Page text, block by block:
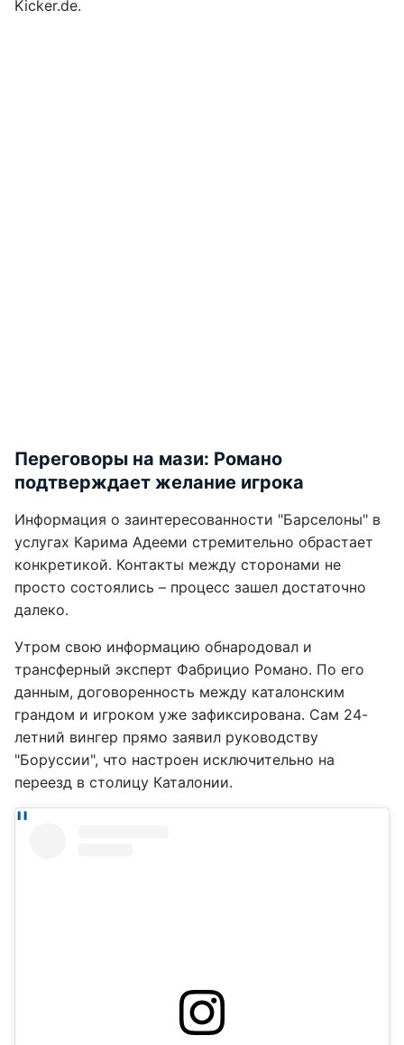
Kicker.de.
Переговоры на мази: Романо
подтверждает желание игрока
Информация о заинтересованности "Барселоны" в
услугах Карима Адееми стремительно обрастает
конкретикой. Контакты между сторонами не
просто состоялись – процесс зашел достаточно
далеко.
Утром свою информацию обнародовал и
трансферный эксперт Фабрицио Романо. По его
данным, договоренность между каталонским
грандом и игроком уже зафиксирована. Сам 24-
летний вингер прямо заявил руководству
"Боруссии", что настроен исключительно на
переезд в столицу Каталонии.